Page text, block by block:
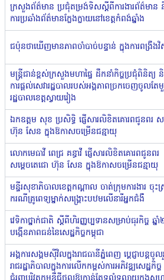
ក្រសួងព័ត៌មាន ប្រជុំតម្រង់ទិសស្តីពីការងារព័ត៌មាន
ការប្រឆាំងព័ត៌មានក្លែងក្លាយនៅខេត្តកំពង់ឆ្នាំង
ជប៉ុនថាឃើញមានភាពចាំបាច់​បន្ទាន់​ ក្នុង​ការ​ពង្រឹ
មន្ត្រីជាន់ខ្ពស់ក្រសួងមហាផ្ទៃ ដឹកនាំកិច្ចប្រជុំពិនិត្យ និ
ការផ្ដល់សេវារដ្ឋបាលរបស់អង្គភាពច្រកចេញចូលតែ
រដ្ឋបាលខេត្តស្វាយរៀង
ឯកឧត្តម សុខ ប្រសិទ្ធិ ផ្ញើសារលិខិតគោរពជូនពរ ស
ហ៊ុន សែន ក្នុងឱកាសចម្រើនជន្មាយុ
លោកមេធាវី ពេជ្រ គន្ធាវី ផ្ញើសារលិខិតគោរពជូនពរ
សម្ដេចតេជោ ហ៊ុន សែន ក្នុងឱកាសចម្រើនជន្មាយុ
មន្ទីរសុខាភិបាលខេត្ដកណ្ដាល ចាត់ក្រុមការងារ ចុះស្រ
ករណីគ្រូពេទ្យម្នាក់សង្គ្រោះបឋមលើនារីអ្នកជំងឺ
វេទិកាថ្នាក់ជាតិ ស្តីពីហិរញ្ញប្បទានសម្រាប់ធុរកិច្ច ឆ្
បង្កើនភាពធន់នៃសេដ្ឋកិច្ចកម្ពុជា
អង្គការសង្គមស៊ីវិលក្នុងរាជធានីភ្នំពេញ ប្តេជ្ញាបន្ត
រាជរដ្ឋាភិបាល​ក្នុងការលើកកម្ពស់ការអភិវឌ្ឍសេដ្ឋកិ